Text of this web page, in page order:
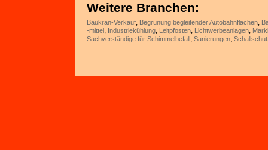
Weitere Branchen:
Baukran-Verkauf, Begrünung begleitender Autobahnflächen,
-mittel, Industriekühlung, Leitpfosten, Lichtwerbeanlagen,
Sachverständige für Schimmelbefall, Sanierungen,